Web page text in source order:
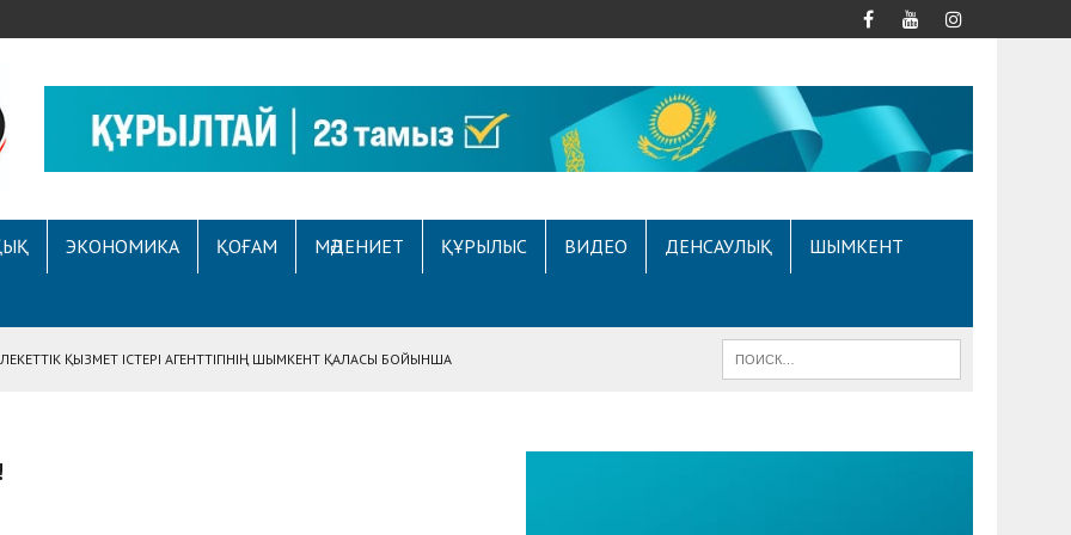
ЭКОНОМИКА ҚОҒАМ МӘДЕНИЕТ ҚҰРЫЛЫС ВИДЕО ДЕНСАУЛЫҚ ШЫМКЕНТ
ҚЫЗМЕТ ІСТЕРІ АГЕНТТІГІНІҢ ШЫМКЕНТ ҚАЛАСЫ БОЙЫНША
САУАТТЫЛЫҚ МӘСЕЛЕЛЕРІ ТАЛҚЫЛАНДЫ
СҰХБАТ БЕРІЛДІ